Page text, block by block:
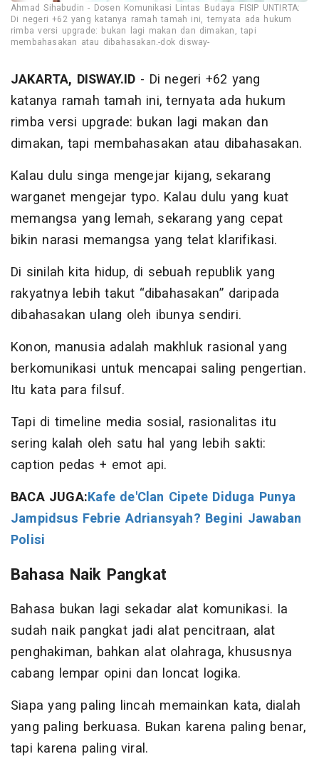
Ahmad Sihabudin - Dosen Komunikasi Lintas Budaya FISIP UNTIRTA:
Di negeri +62 yang katanya ramah tamah ini, ternyata ada hukum
rimba versi upgrade: bukan lagi makan dan dimakan, tapi
membahasakan atau dibahasakan.-dok disway-
JAKARTA, DISWAY.ID - Di negeri +62 yang
katanya ramah tamah ini, ternyata ada hukum
rimba versi upgrade: bukan lagi makan dan
dimakan, tapi membahasakan atau dibahasakan.
Kalau dulu singa mengejar kijang, sekarang
warganet mengejar typo. Kalau dulu yang kuat
memangsa yang lemah, sekarang yang cepat
bikin narasi memangsa yang telat klarifikasi.
Di sinilah kita hidup, di sebuah republik yang
rakyatnya lebih takut “dibahasakan” daripada
dibahasakan ulang oleh ibunya sendiri.
Konon, manusia adalah makhluk rasional yang
berkomunikasi untuk mencapai saling pengertian.
Itu kata para filsuf.
Tapi di timeline media sosial, rasionalitas itu
sering kalah oleh satu hal yang lebih sakti:
caption pedas + emot api.
BACA JUGA:Kafe de'Clan Cipete Diduga Punya
Jampidsus Febrie Adriansyah? Begini Jawaban
Polisi
Bahasa Naik Pangkat
Bahasa bukan lagi sekadar alat komunikasi. Ia
sudah naik pangkat jadi alat pencitraan, alat
penghakiman, bahkan alat olahraga, khususnya
cabang lempar opini dan loncat logika.
Siapa yang paling lincah memainkan kata, dialah
yang paling berkuasa. Bukan karena paling benar,
tapi karena paling viral.